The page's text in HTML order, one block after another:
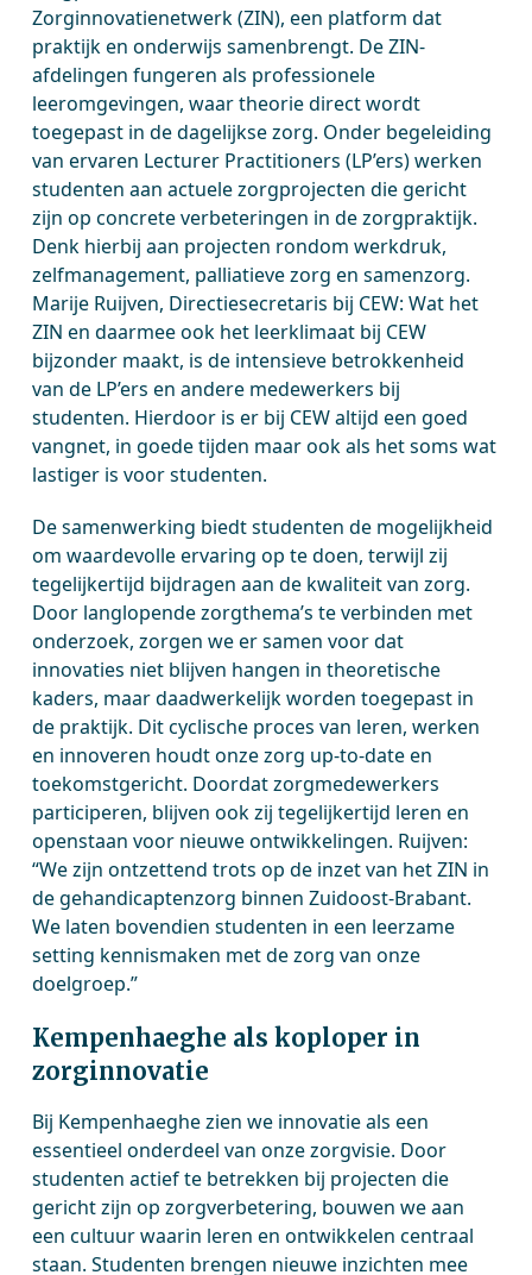
Zorginnovatienetwerk (ZIN), een platform dat
praktijk en onderwijs samenbrengt. De ZIN-
afdelingen fungeren als professionele
leeromgevingen, waar theorie direct wordt
toegepast in de dagelijkse zorg. Onder begeleiding
van ervaren Lecturer Practitioners (LP’ers) werken
studenten aan actuele zorgprojecten die gericht
zijn op concrete verbeteringen in de zorgpraktijk.
Denk hierbij aan projecten rondom werkdruk,
zelfmanagement, palliatieve zorg en samenzorg.
Marije Ruijven, Directiesecretaris bij CEW: Wat het
ZIN en daarmee ook het leerklimaat bij CEW
bijzonder maakt, is de intensieve betrokkenheid
van de LP’ers en andere medewerkers bij
studenten. Hierdoor is er bij CEW altijd een goed
vangnet, in goede tijden maar ook als het soms wat
lastiger is voor studenten.
De samenwerking biedt studenten de mogelijkheid
om waardevolle ervaring op te doen, terwijl zij
tegelijkertijd bijdragen aan de kwaliteit van zorg.
Door langlopende zorgthema’s te verbinden met
onderzoek, zorgen we er samen voor dat
innovaties niet blijven hangen in theoretische
kaders, maar daadwerkelijk worden toegepast in
de praktijk. Dit cyclische proces van leren, werken
en innoveren houdt onze zorg up-to-date en
toekomstgericht. Doordat zorgmedewerkers
participeren, blijven ook zij tegelijkertijd leren en
openstaan voor nieuwe ontwikkelingen. Ruijven:
“We zijn ontzettend trots op de inzet van het ZIN in
de gehandicaptenzorg binnen Zuidoost-Brabant.
We laten bovendien studenten in een leerzame
setting kennismaken met de zorg van onze
doelgroep.”
Kempenhaeghe als koploper in
zorginnovatie
Bij Kempenhaeghe zien we innovatie als een
essentieel onderdeel van onze zorgvisie. Door
studenten actief te betrekken bij projecten die
gericht zijn op zorgverbetering, bouwen we aan
een cultuur waarin leren en ontwikkelen centraal
staan. Studenten brengen nieuwe inzichten mee